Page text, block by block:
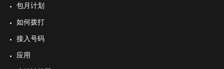
包月计划
如何拨打
接入号码
应用